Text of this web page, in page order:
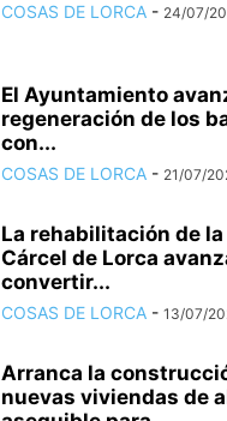
COSAS DE LORCA - 24/07/
El Ayuntamiento
regeneración de los
con...
COSAS DE LORCA - 21/07/
La rehabilitación de
Cárcel de Lorca
convertir...
COSAS DE LORCA - 13/07/
Arranca la
nuevas viviendas de